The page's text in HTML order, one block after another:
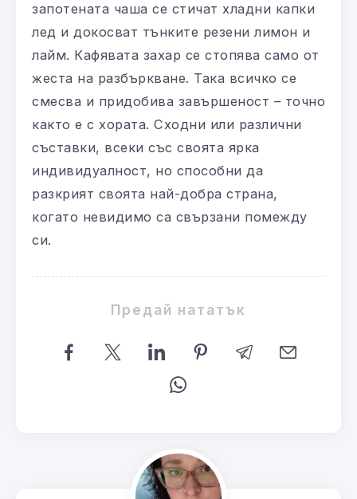
запотената чаша се стичат хладни капки
лед и докосват тънките резени лимон и
лайм. Кафявата захар се стопява само от
жеста на разбъркване. Така всичко се
смесва и придобива завършеност – точно
както е с хората. Сходни или различни
съставки, всеки със своята ярка
индивидуалност, но способни да
разкрият своята най-добра страна,
когато невидимо са свързани помежду
си.
Предай нататък